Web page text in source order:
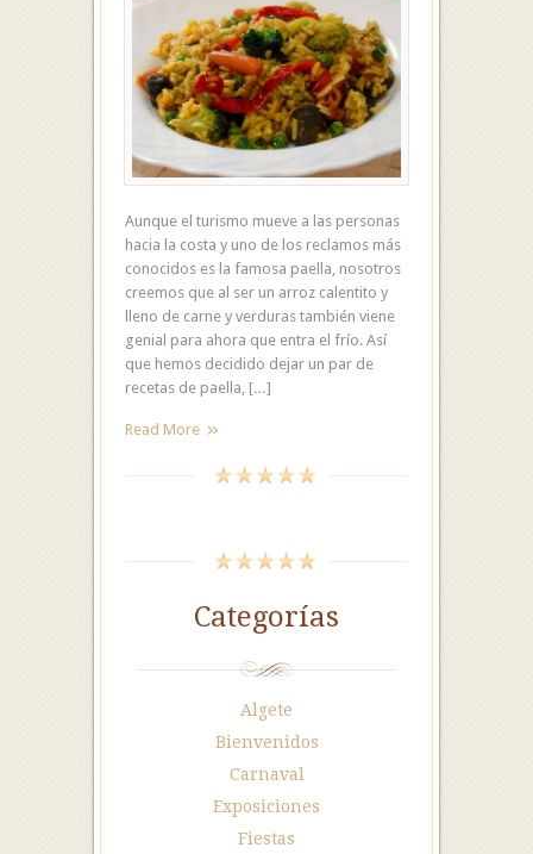
Aunque el turismo mueve a las personas
hacia la costa y uno de los reclamos más
conocidos es la famosa paella, nosotros
creemos que al ser un arroz calentito y
lleno de carne y verduras también viene
genial para ahora que entra el frío. Así
que hemos decidido dejar un par de
recetas de paella, […]
Read More
Categorías
Algete
Bienvenidos
Carnaval
Exposiciones
Fiestas